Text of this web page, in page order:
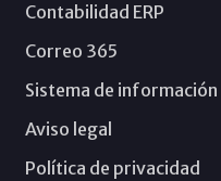
Contabilidad ERP
Correo 365
Sistema de información
Aviso legal
Política de privacidad